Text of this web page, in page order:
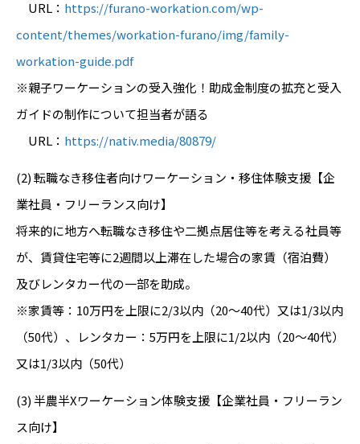
URL： https://furano-workation.com/wp-
content/themes/workation-furano/img/family-
workation-guide.pdf
※親子ワーケーションの受入強化！助成金制度の拡充と受入
ガイドの制作について担当者が語る
URL： https://nativ.media/80879/
(2) 転職なき移住者向けワーケーション・移住体験支援【企
業社員・フリーランス向け】
将来的に地方へ転職なき移住や二拠点居住等を考える社員等
が、賃貸住宅等に2週間以上滞在した場合の家賃（宿泊費）
及びレンタカー代の一部を助成。
※家賃等：10万円を上限に2/3以内（20～40代）又は1/3以内
（50代）、レンタカー：5万円を上限に1/2以内（20～40代）
又は1/3以内（50代）
(3) 半農半Xワーケーション体験支援【企業社員・フリーラン
ス向け】